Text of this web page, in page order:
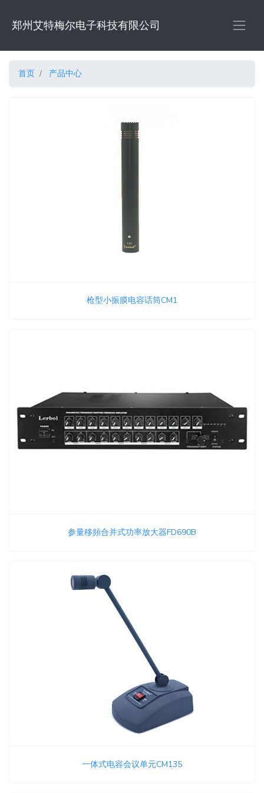
郑州艾特梅尔电子科技有限公司
首页 产品中心
枪型小振膜电容话筒CM1
参量移頻合并式功率放大器FD690B
一体式电容会议单元CM135